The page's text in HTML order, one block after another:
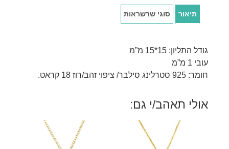
תיאור סוגי שרשראות
גודל התליון: 15*15 מ”מ
עובי 1 מ”מ
חומר: 925 סטרלינג סילבר/ ציפוי זהב/רוז 18 קראט.
אולי תאהב/י גם: